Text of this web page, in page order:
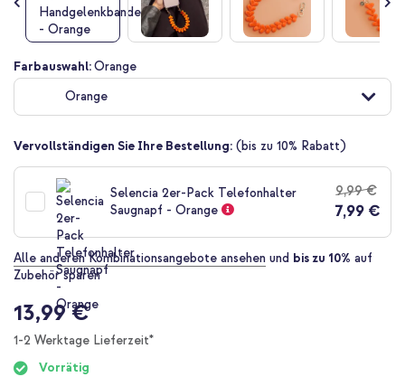
Zum
Anfang
Bildgalerie
Farbauswahl:Orange
Orange
Vervollständigen Sie Ihre Bestellung: (bis zu 10% Rabatt)
Selencia 2er-Pack Telefonhalter
Saugnapf - Orange
9,99 €
7,99 €
Alle anderen Kombinationsangebote ansehen und bis zu 10% auf
Zubehör sparen
13,99 €
1-2 Werktage Lieferzeit*
Vorrätig